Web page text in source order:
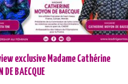
exclusive Madame Cathérine
DE BAECQUE